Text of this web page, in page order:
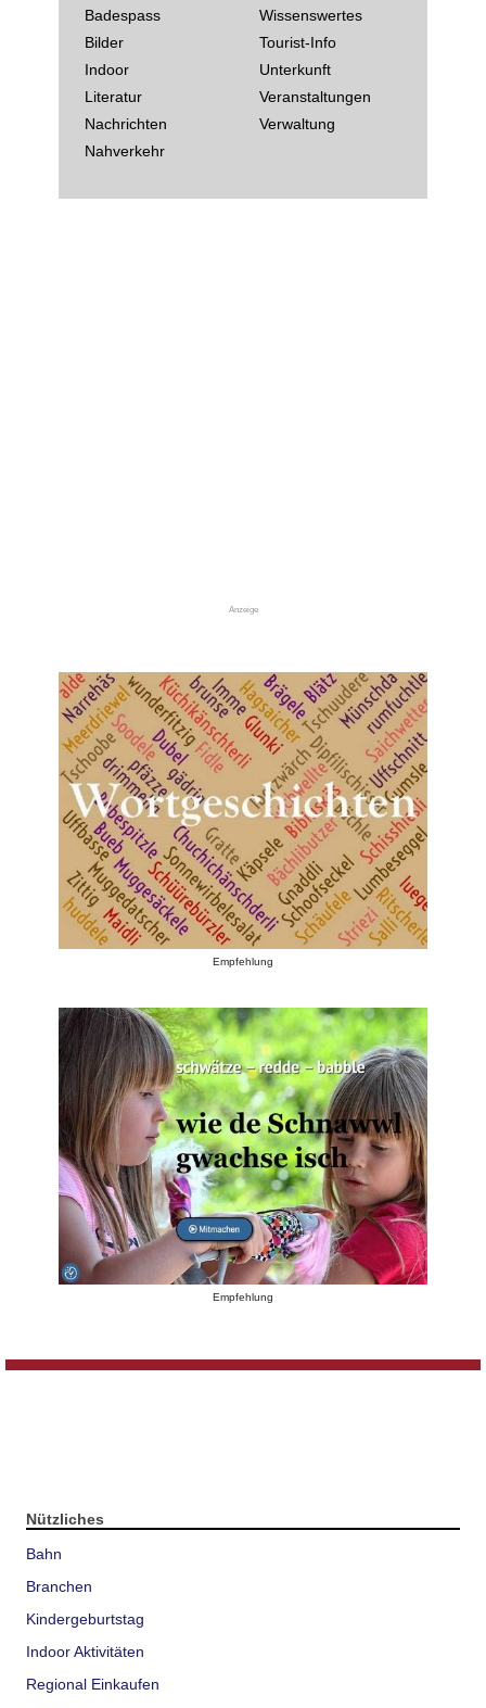
Badespass
Bilder
Indoor
Literatur
Nachrichten
Nahverkehr
Wissenswertes
Tourist-Info
Unterkunft
Veranstaltungen
Verwaltung
Anzeige
Empfehlung
Empfehlung
Nützliches
Bahn
Branchen
Kindergeburtstag
Indoor Aktivitäten
Regional Einkaufen